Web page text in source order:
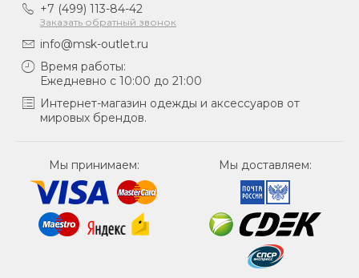
+7 (499) 113-84-42
Заказать обратный звонок
info@msk-outlet.ru
Время работы:
Ежедневно с 10:00 до 21:00
Интернет-магазин одежды и аксессуаров от
мировых брендов.
Мы принимаем: Мы доставляем: